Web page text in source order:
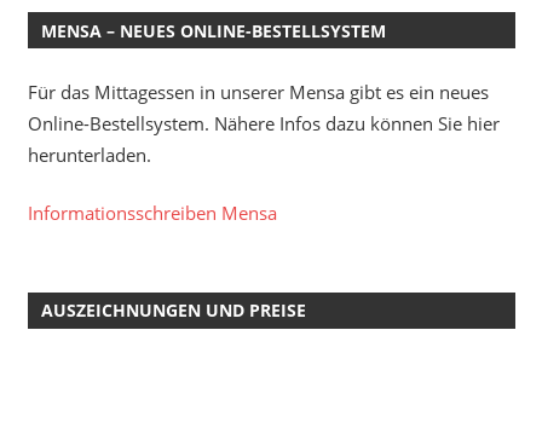
MENSA – NEUES ONLINE-BESTELLSYSTEM
Für das Mittagessen in unserer Mensa gibt es ein neues
Online-Bestellsystem. Nähere Infos dazu können Sie hier
herunterladen.
Informationsschreiben Mensa
AUSZEICHNUNGEN UND PREISE